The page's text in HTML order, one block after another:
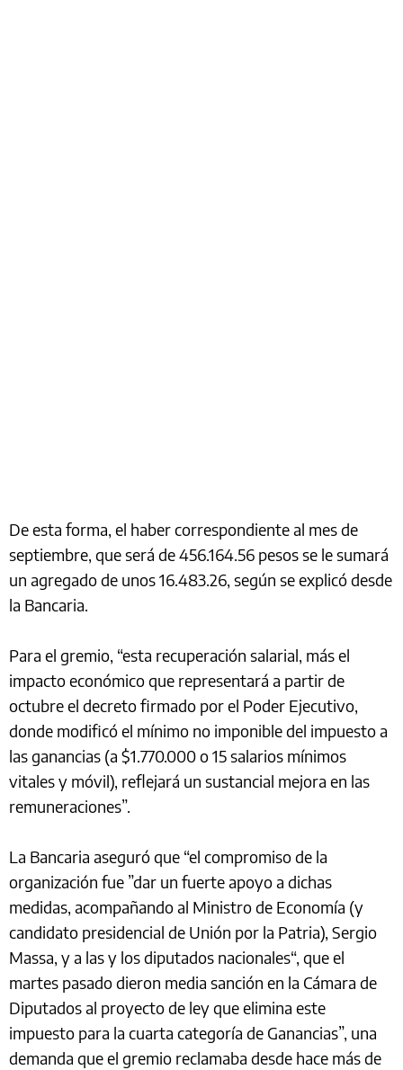
De esta forma, el haber correspondiente al mes de
septiembre, que será de 456.164.56 pesos se le sumará
un agregado de unos 16.483.26, según se explicó desde
la Bancaria.
Para el gremio, “esta recuperación salarial, más el
impacto económico que representará a partir de
octubre el decreto firmado por el Poder Ejecutivo,
donde modificó el mínimo no imponible del impuesto a
las ganancias (a $1.770.000 o 15 salarios mínimos
vitales y móvil), reflejará un sustancial mejora en las
remuneraciones”.
La Bancaria aseguró que “el compromiso de la
organización fue ”dar un fuerte apoyo a dichas
medidas, acompañando al Ministro de Economía (y
candidato presidencial de Unión por la Patria), Sergio
Massa, y a las y los diputados nacionales“, que el
martes pasado dieron media sanción en la Cámara de
Diputados al proyecto de ley que elimina este
impuesto para la cuarta categoría de Ganancias”, una
demanda que el gremio reclamaba desde hace más de